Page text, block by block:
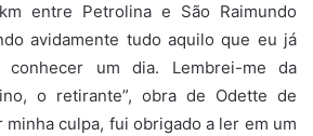
entre Petrolina e São Raimundo
avidamente tudo aquilo que eu já
conhecer um dia. Lembrei-me da
o retirante”, obra de Odette de
minha culpa, fui obrigado a ler em um